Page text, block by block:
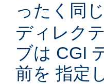
ったく同
ディレク
ブは CGI
前を 指定